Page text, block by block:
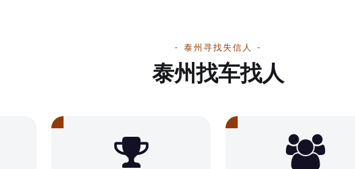
泰州寻找失信人
泰州找车找人